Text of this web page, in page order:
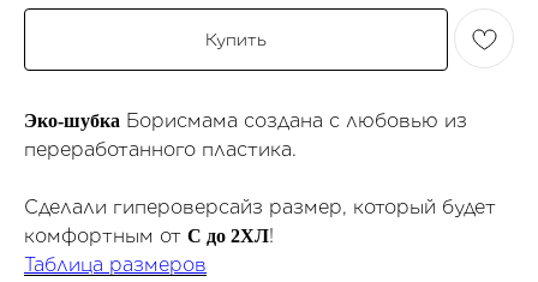
Купить
Эко-шубка Борисмама создана с любовью из
переработанного пластика.
Сделали гипероверсайз размер, который будет
комфортным от С до 2ХЛ!
Таблица размеров